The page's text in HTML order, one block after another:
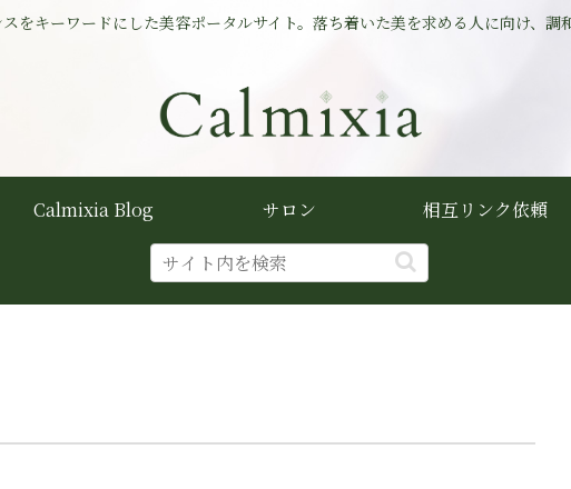
をキーワードにした美容ポータルサイト。落ち着いた美を求める人に向け、調
Calmixia Blog サロン 相互リンク依頼